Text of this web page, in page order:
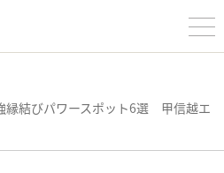
縁結びパワースポット6選 甲信越エ